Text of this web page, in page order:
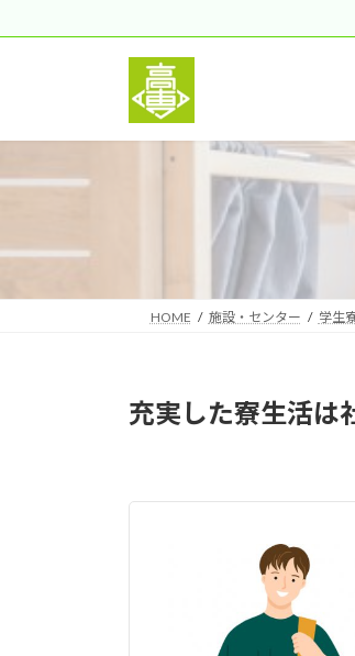
ン
へ
プ
ビ
ョ
動
HOME 施設・センター 学生
充実した寮生活は